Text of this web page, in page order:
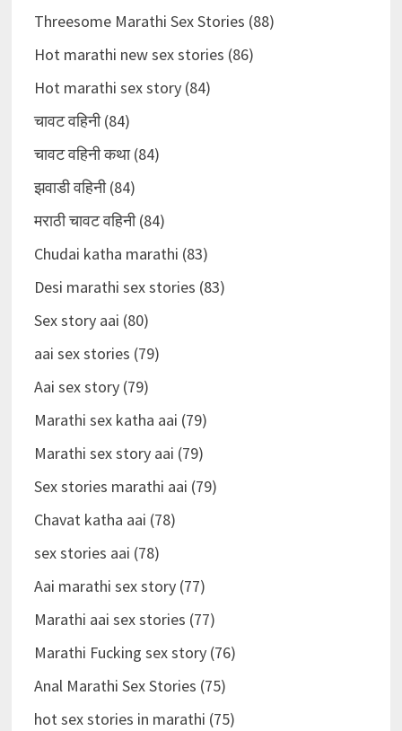
Threesome Marathi Sex Stories (88)
Hot marathi new sex stories (86)
Hot marathi sex story (84)
चावट वहिनी (84)
चावट वहिनी कथा (84)
झवाडी वहिनी (84)
मराठी चावट वहिनी (84)
Chudai katha marathi (83)
Desi marathi sex stories (83)
Sex story aai (80)
aai sex stories (79)
Aai sex story (79)
Marathi sex katha aai (79)
Marathi sex story aai (79)
Sex stories marathi aai (79)
Chavat katha aai (78)
sex stories aai (78)
Aai marathi sex story (77)
Marathi aai sex stories (77)
Marathi Fucking sex story (76)
Anal Marathi Sex Stories (75)
hot sex stories in marathi (75)